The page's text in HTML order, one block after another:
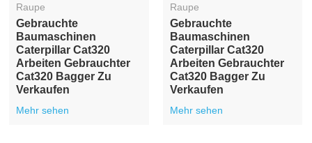
Raupe
Gebrauchte
Baumaschinen
Caterpillar Cat320
Arbeiten Gebrauchter
Cat320 Bagger Zu
Verkaufen
Mehr sehen
Raupe
Gebrauchte
Baumaschinen
Caterpillar Cat320
Arbeiten Gebrauchter
Cat320 Bagger Zu
Verkaufen
Mehr sehen